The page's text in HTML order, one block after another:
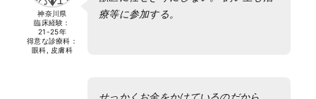
神奈川県
臨床経験：
21-25年
得意な診療科：
眼科, 皮膚科
療等に参加する。
せっかくお金をかけているのだから、